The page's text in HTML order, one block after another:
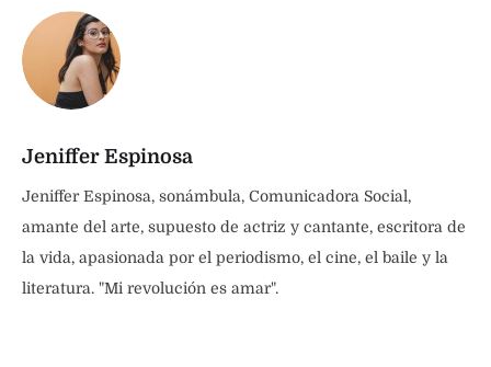
Jeniffer Espinosa
Jeniffer Espinosa, sonámbula, Comunicadora Social,
amante del arte, supuesto de actriz y cantante, escritora de
la vida, apasionada por el periodismo, el cine, el baile y la
literatura. "Mi revolución es amar".